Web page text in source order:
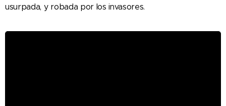
usurpada, y robada por los invasores.